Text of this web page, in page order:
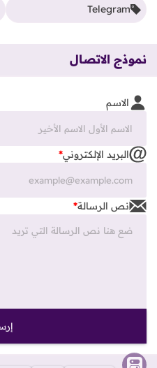
Telegram
نموذج الاتصال
الاسم
البريد الإلكتروني*
نص الرسالة*